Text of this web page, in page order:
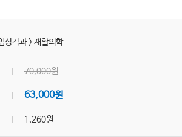
상각과> 재활의학
70,000원
63,000원
1,260원